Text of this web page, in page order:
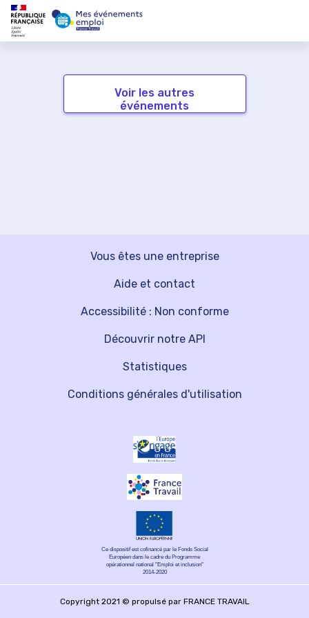
Voir les autres
événements
Vous êtes une entreprise
Découvrir notre API
Aide et contact
Statistiques
Accessibilité : Non conforme
Conditions générales d'utilisation
Ce dispositif est cofinancé par le Fonds Social
Européen dans le cadre du Programme
opérationnel national "Emploi et inclusion"
2014-2020
Copyright 2021 © propulsé par FRANCE TRAVAIL